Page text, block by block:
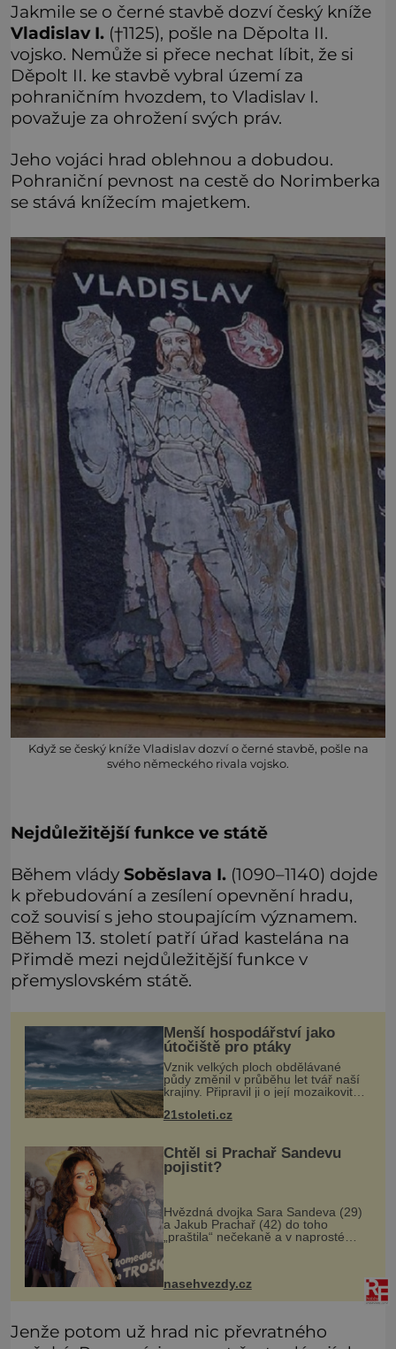
Jakmile se o černé stavbě dozví český kníže
Vladislav I. (†1125), pošle na Děpolta II.
vojsko. Nemůže si přece nechat líbit, že si
Děpolt II. ke stavbě vybral území za
pohraničním hvozdem, to Vladislav I.
považuje za ohrožení svých práv.
Jeho vojáci hrad oblehnou a dobudou.
Pohraniční pevnost na cestě do Norimberka
se stává knížecím majetkem.
Když se český kníže Vladislav dozví o černé stavbě, pošle na
svého německého rivala vojsko.
Nejdůležitější funkce ve státě
Během vlády Soběslava I. (1090–1140) dojde
k přebudování a zesílení opevnění hradu,
což souvisí s jeho stoupajícím významem.
Během 13. století patří úřad kastelána na
Přimdě mezi nejdůležitější funkce v
přemyslovském státě.
Menší hospodářství jako
útočiště pro ptáky
Vznik velkých ploch obdělávané
půdy změnil v průběhu let tvář naší
krajiny. Připravil ji o její mozaikovitost
a mnohé živočichy o útočiště, jež
nacházeli v remízkách, alejích či na
21stoleti.cz
Chtěl si Prachař Sandevu
pojistit?
Hvězdná dvojka Sara Sandeva (29)
a Jakub Prachař (42) do toho
„praštila“ nečekaně a v naprosté
tajnosti, pouhé čtyři měsíce po
zásnubách. Podle všeho měli dobrý
důvod, proč se svatbou tolik
spěchali.
nasehvezdy.cz
Jenže potom už hrad nic převratného